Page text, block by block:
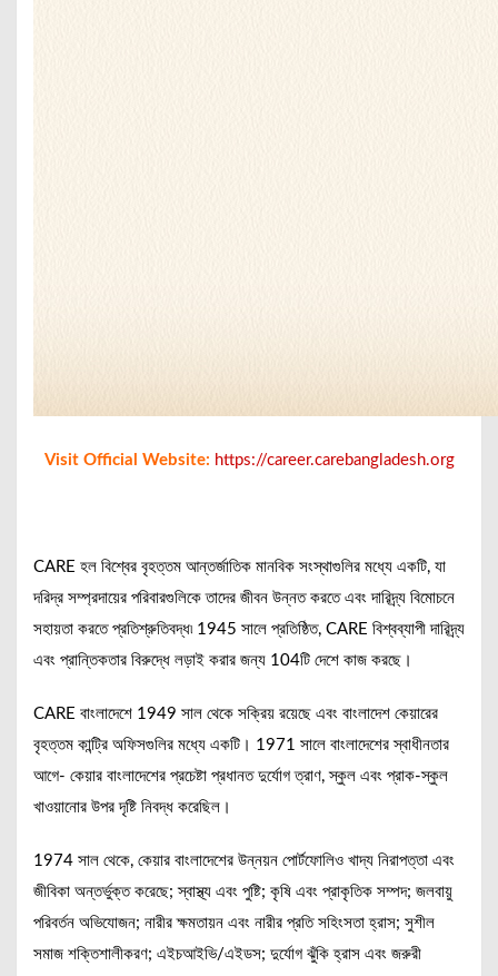
Visit Official Website: https://career.carebangladesh.org
CARE হল বিশ্বের বৃহত্তম আন্তর্জাতিক মানবিক সংস্থাগুলির মধ্যে একটি, যা
দরিদ্র সম্প্রদায়ের পরিবারগুলিকে তাদের জীবন উন্নত করতে এবং দারিদ্র্য বিমোচনে
সহায়তা করতে প্রতিশ্রুতিবদ্ধ৷ 1945 সালে প্রতিষ্ঠিত, CARE বিশ্বব্যাপী দারিদ্র্য
এবং প্রান্তিকতার বিরুদ্ধে লড়াই করার জন্য 104টি দেশে কাজ করছে।
CARE বাংলাদেশে 1949 সাল থেকে সক্রিয় রয়েছে এবং বাংলাদেশ কেয়ারের
বৃহত্তম কান্ট্রি অফিসগুলির মধ্যে একটি। 1971 সালে বাংলাদেশের স্বাধীনতার
আগে- কেয়ার বাংলাদেশের প্রচেষ্টা প্রধানত দুর্যোগ ত্রাণ, স্কুল এবং প্রাক-স্কুল
খাওয়ানোর উপর দৃষ্টি নিবদ্ধ করেছিল।
1974 সাল থেকে, কেয়ার বাংলাদেশের উন্নয়ন পোর্টফোলিও খাদ্য নিরাপত্তা এবং
জীবিকা অন্তর্ভুক্ত করেছে; স্বাস্থ্য এবং পুষ্টি; কৃষি এবং প্রাকৃতিক সম্পদ; জলবায়ু
পরিবর্তন অভিযোজন; নারীর ক্ষমতায়ন এবং নারীর প্রতি সহিংসতা হ্রাস; সুশীল
সমাজ শক্তিশালীকরণ; এইচআইভি/এইডস; দুর্যোগ ঝুঁকি হ্রাস এবং জরুরী